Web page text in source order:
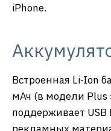
iPhone.
Встроенная Li-Ion
мАч (в модели Plus
поддерживает USB